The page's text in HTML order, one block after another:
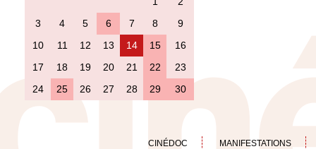
3
4 5 6 7 8
9
10
11 12 13 14 15
16
17
18 19 20 21 22
23
24
25 26 27 28 29 30
CINÉDOC MANIFESTATIONS